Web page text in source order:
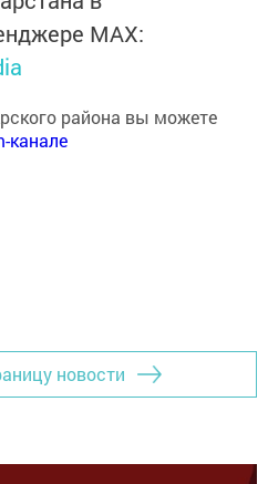
MАХ:
канале
новости